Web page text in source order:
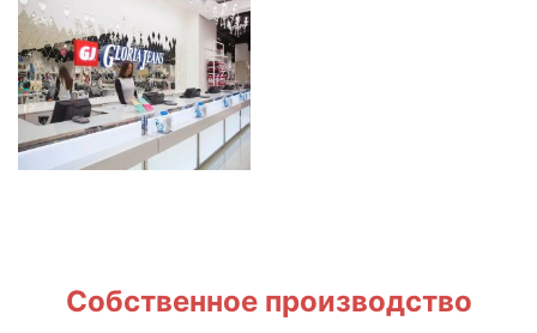
Собственное производство